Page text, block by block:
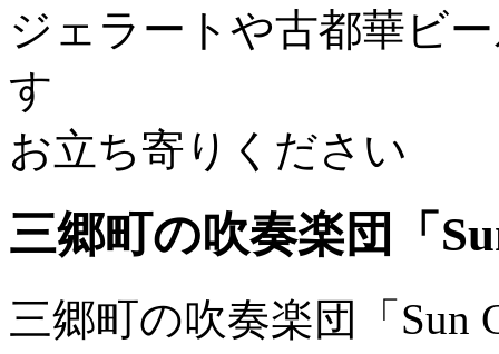
ジェラートや古都華ビ
す
お立ち寄りください
三郷町の吹奏楽団「
三郷町の吹奏楽団「Sun